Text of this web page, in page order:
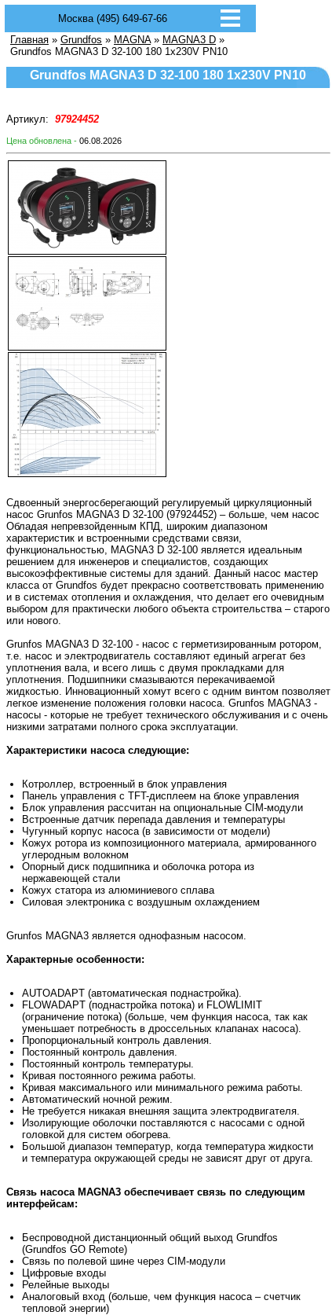
Москва (495) 649-67-66
Главная » Grundfos » MAGNA» MAGNA3 D »
Grundfos MAGNA3 D 32-100 180 1x230V PN10
Grundfos MAGNA3 D 32-100 180 1x230V PN10
Артикул: 97924452
Цена обновлена - 06.08.2026
Сдвоенный энергосберегающий регулируемый циркуляционный
насос Grunfos MAGNA3 D 32-100 (97924452) – больше, чем насос
Обладая непревзойденным КПД, широким диапазоном
характеристик и встроенными средствами связи,
функциональностью, MAGNA3 D 32-100 является идеальным
решением для инженеров и специалистов, создающих
высокоэффективные системы для зданий. Данный насос мастер
класса от Grundfos будет прекрасно соответствовать применению
и в системах отопления и охлаждения, что делает его очевидным
выбором для практически любого объекта строительства – старого
или нового.
Grunfos MAGNA3 D 32-100 - насос с герметизированным ротором,
т.е. насос и электродвигатель составляют единый агрегат без
уплотнения вала, и всего лишь с двумя прокладками для
уплотнения. Подшипники смазываются перекачиваемой
жидкостью. Инновационный хомут всего с одним винтом позволяет
легкое изменение положения головки насоса. Grunfos MAGNA3 -
насосы - которые не требует технического обслуживания и с очень
низкими затратами полного срока эксплуатации.
Характеристики насоса следующие:
Котроллер, встроенный в блок управления
Панель управления с TFT-дисплеем на блоке управления
Блок управления рассчитан на опциональные CIM-модули
Встроенные датчик перепада давления и температуры
Чугунный корпус насоса (в зависимости от модели)
Кожух ротора из композиционного материала, армированного
углеродным волокном
Опорный диск подшипника и оболочка ротора из
нержавеющей стали
Кожух статора из алюминиевого сплава
Силовая электроника с воздушным охлаждением
Grunfos MAGNA3 является однофазным насосом.
Характерные особенности:
AUTOADAPT (автоматическая поднастройка).
FLOWADAPT (поднастройка потока) и FLOWLIMIT
(ограничение потока) (больше, чем функция насоса, так как
уменьшает потребность в дроссельных клапанах насоса).
Пропорциональный контроль давления.
Постоянный контроль давления.
Постоянный контроль температуры.
Кривая постоянного режима работы.
Кривая максимального или минимального режима работы.
Автоматический ночной режим.
Не требуется никакая внешняя защита электродвигателя.
Изолирующие оболочки поставляются с насосами с одной
головкой для систем обогрева.
Большой диапазон температур, когда температура жидкости
и температура окружающей среды не зависят друг от друга.
Связь насоса MAGNA3 обеспечивает связь по следующим
интерфейсам:
Беспроводной дистанционный общий выход Grundfos
(Grundfos GO Remote)
Связь по полевой шине через CIM-модули
Цифровые входы
Релейные выходы
Аналоговый вход (больше, чем функция насоса – счетчик
тепловой энергии)